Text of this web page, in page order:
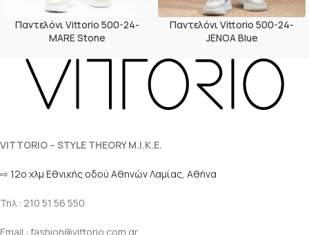
Παντελόνι Vittorio 500-24-
MARE Stone
Παντελόνι Vittorio 500-24-
JENOA Blue
VITTORIO – STYLE THEORY M.I.K.E.
⇨ 12ο χλμ Eθνικής οδού Αθηνών Λαμίας, Αθήνα
Τηλ.: 210 51 56 550
Email : fashion@vittorio.com.gr